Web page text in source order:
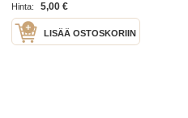
Hinta: 5,00 €
LISÄÄ OSTOSKORIIN